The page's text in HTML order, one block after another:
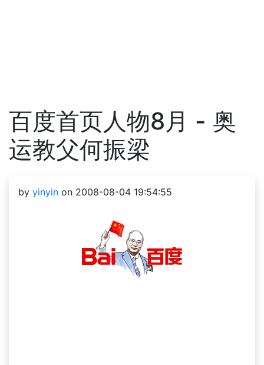
百度首页人物8月 - 奥
运教父何振梁
by yinyin on 2008-08-04 19:54:55